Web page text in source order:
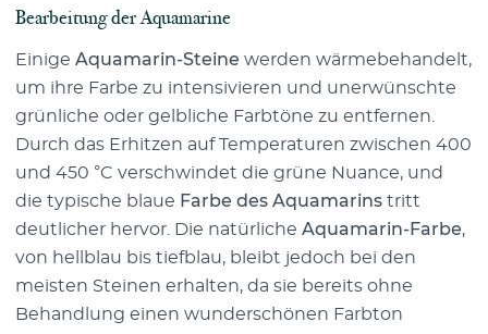
Bearbeitung der Aquamarine
Einige Aquamarin-Steine werden wärmebehandelt,
um ihre Farbe zu intensivieren und unerwünschte
grünliche oder gelbliche Farbtöne zu entfernen.
Durch das Erhitzen auf Temperaturen zwischen 400
und 450 °C verschwindet die grüne Nuance, und
die typische blaue Farbe des Aquamarins tritt
deutlicher hervor. Die natürliche Aquamarin-Farbe,
von hellblau bis tiefblau, bleibt jedoch bei den
meisten Steinen erhalten, da sie bereits ohne
Behandlung einen wunderschönen Farbton